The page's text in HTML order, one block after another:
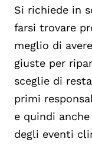
Si richiede in
farsi trovare
meglio di
giuste per
sceglie di
primi
e quindi
degli eventi